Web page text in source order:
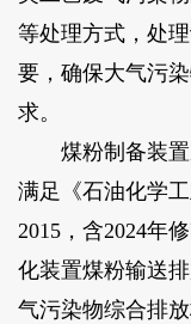
等处理方式，处
要，确保大气污
求。
煤粉制备装置
满足《石油化学
2015，含2024年
化装置煤粉输送
气污染物综合排